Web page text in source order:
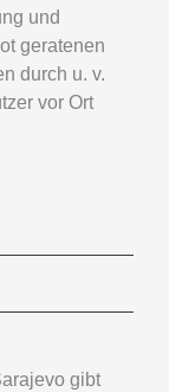
und
geratenen
durch u. v.
vor Ort
gibt